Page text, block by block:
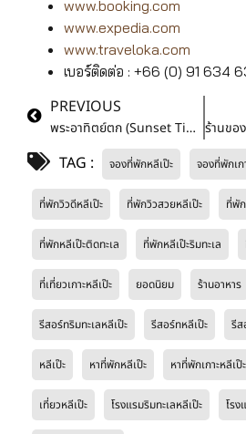
www.booking.com
www.expedia.com
www.traveloka.com
เบอร์ติดต่อ : +66 (0) 91 634
PREVIOUS
พระอาทิตย์ตก (Sunset Time)
TAG : จองที่พักหลีเป๊ะ จองที่พักเก
ที่พักวิวดีหลีเป๊ะ ที่พักวิวสวยหลีเป๊ะ ที่พั
ที่พักหลีเป๊ะติดทะเล ที่พักหลีเป๊ะริมทะเล
ที่เที่ยวเกาะหลีเป๊ะ ยอดนิยม ร้านอาหาร
รีสอร์ทริมทะเลหลีเป๊ะ รีสอร์ทหลีเป๊ะ รีส
หลีเป๊ะ หาที่พักหลีเป๊ะ หาที่พักเกาะหลีเป๊ะ
เที่ยวหลีเป๊ะ โรงแรมริมทะเลหลีเป๊ะ โรง